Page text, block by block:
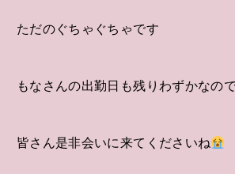
ただのぐちゃぐちゃです
もなさんの出勤日も残りわずかなの
皆さん是非会いに来てくださいね